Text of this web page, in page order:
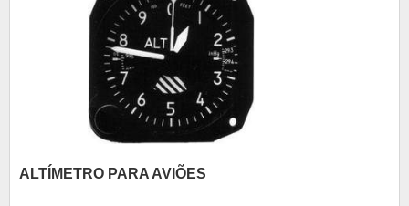
ALTÍMETRO PARA AVIÕES